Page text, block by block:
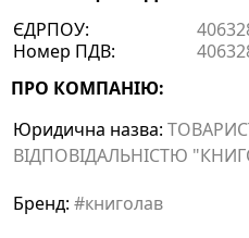
ЄДРПОУ:
Номер ПДВ:
ПРО КОМПАНІЮ:
Юридична назва:
ВІДПОВІДАЛЬНІСТЮ
Бренд: #книголав